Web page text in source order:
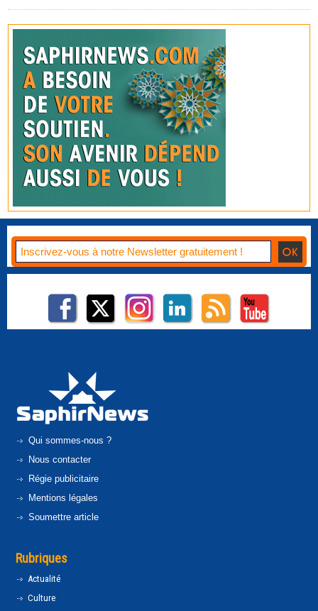
Qui sommes-nous ?
Nous contacter
Régie publicitaire
Mentions légales
Soumettre article
Rubriques
Actualité
Culture